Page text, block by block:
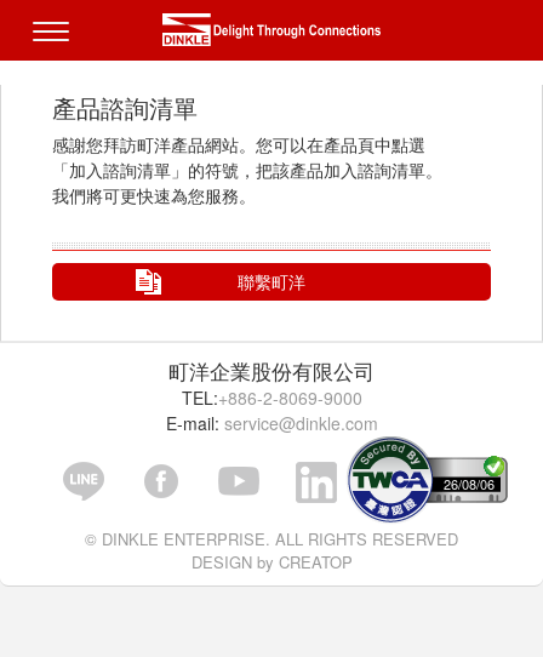
產品諮詢清單
感謝您拜訪町洋產品網站。您可以在產品頁中點選
「加入諮詢清單」的符號，把該產品加入諮詢清單。
我們將可更快速為您服務。
聯繫町洋
町洋企業股份有限公司
TEL:+886-2-8069-9000
E-mail: service@dinkle.com
26/08/06
© DINKLE ENTERPRISE. ALL RIGHTS RESERVED
DESIGN by CREATOP